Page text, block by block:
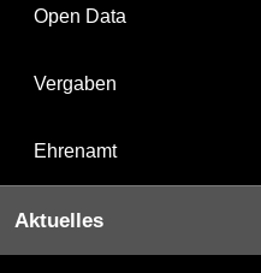
Open Data
Vergaben
Ehrenamt
Aktuelles